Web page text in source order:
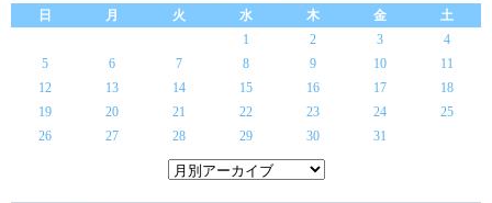
日
月 火 水 木 金
土
1
2 3
4
5
6 7 8 9 10
11
12
13 14 15 16 17
18
19
20 21 22 23 24
25
26
27 28 29 30 31